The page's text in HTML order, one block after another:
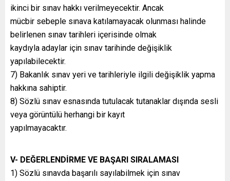
ikinci bir sınav hakkı verilmeyecektir. Ancak
mücbir sebeple sınava katılamayacak olunması halinde
belirlenen sınav tarihleri içerisinde olmak
kaydıyla adaylar için sınav tarihinde değişiklik
yapılabilecektir.
7) Bakanlık sınav yeri ve tarihleriyle ilgili değişiklik yapma
hakkına sahiptir.
8) Sözlü sınav esnasında tutulacak tutanaklar dışında sesli
veya görüntülü herhangi bir kayıt
yapılmayacaktır.
V- DEĞERLENDİRME VE BAŞARI SIRALAMASI
1) Sözlü sınavda başarılı sayılabilmek için sınav